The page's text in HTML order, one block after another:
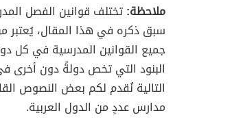
ملاحظة:تختلف قوانين الفصل
سبق ذكره في هذا المقال، يُعتبر
جميع القوانين المدرسية في كل
البنود التي تخص دولةً دون أخرى
التالية نُقدم لكم بعض النصوص
مدارس عددٍ من الدول العربية.